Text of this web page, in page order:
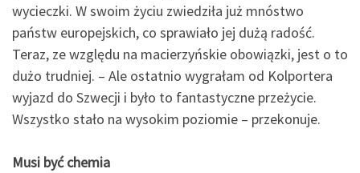
wycieczki. W swoim życiu zwiedziła już mnóstwo
państw europejskich, co sprawiało jej dużą radość.
Teraz, ze względu na macierzyńskie obowiązki, jest o to
dużo trudniej. – Ale ostatnio wygrałam od Kolportera
wyjazd do Szwecji i było to fantastyczne przeżycie.
Wszystko stało na wysokim poziomie – przekonuje.
Musi być chemia